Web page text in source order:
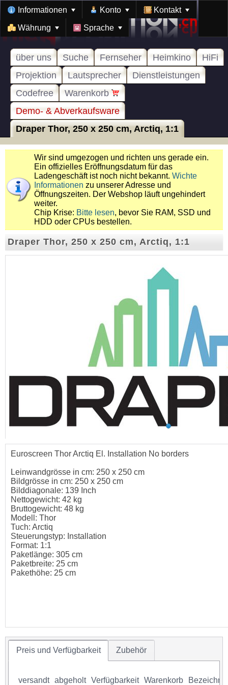
Informationen Konto Kontakt
Währung Sprache
über uns Suche Fernseher Heimkino
HiFi
Projektion
Lautsprecher
Dienstleistungen
Codefree
Warenkorb
Demo- & Abverkaufsware
Draper Thor, 250 x 250 cm, Arctiq, 1:1
Wir sind umgezogen und richten uns gerade ein.
Ein offizielles Eröffnungsdatum für das
Ladengeschäft ist noch nicht bekannt. Wichte
Informationen zu unserer Adresse und
Öffnungszeiten. Der Webshop läuft ungehindert
weiter.
Chip Krise: Bitte lesen, bevor Sie RAM, SSD und
HDD oder CPUs bestellen.
Draper Thor, 250 x 250 cm, Arctiq, 1:1
Euroscreen Thor Arctiq El. Installation No borders
Leinwandgrösse in cm: 250 x 250 cm
Bildgrösse in cm: 250 x 250 cm
Bilddiagonale: 139 Inch
Nettogewicht: 42 kg
Bruttogewicht: 48 kg
Modell: Thor
Tuch: Arctiq
Steuerungstyp: Installation
Format: 1:1
Paketlänge: 305 cm
Paketbreite: 25 cm
Pakethöhe: 25 cm
Preis und Verfügbarkeit Zubehör
versandt abgeholt Verfügbarkeit Warenkorb